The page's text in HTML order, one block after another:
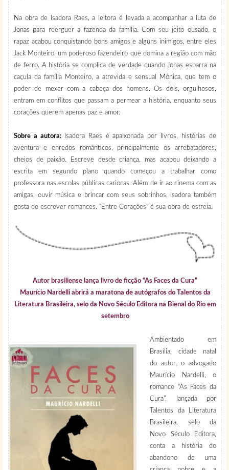
Na obra de Isadora Raes, a leitora é levada a acompanhar a luta de
Jonas para reerguer a fazenda da família. Com seu jeito ousado, o
rapaz acabou conquistando bons amigos e alguns inimigos, entre eles
Jack Monteiro, um poderoso fazendeiro que domina a região com mão
de ferro. A história se complica de verdade quando Jonas esbarra na
caçula da família Monteiro, a atrevida e sensual Mônica, que tem o
poder de mexer com a cabeça dos homens. Os dois, orgulhosos,
entram em conflitos que passam a permear a história, enquanto seus
corações querem apenas paz e amor.
Sobre a autora:
Isadora Raes é apaixonada por livros, histórias de
aventura e enredos românticos, principalmente os arrebatadores,
cheios de paixão. Escreve desde criança, mas acabou deixando a
escrita em segundo plano quando começou a trabalhar como
professora nas escolas públicas cariocas. Além de ir ao cinema com as
amigas, ouvir música e brincar com seus sobrinhos, Isadora também
gosta de escrever romances. “Entre Corações” é sua obra de estreia.
Autor brasiliense lança livro de ficção “As Faces da Cura”
Maurício Nardelli abrirá a maratona de autógrafos do Talentos da
Literatura Brasileira, selo da Novo Século Editora na Bienal do Rio em
setembro
Ambientado em
Brasília, cidade natal
do autor, o advogado
Maurício Nardelli, o
romance “As Faces da
Cura”, lançada por
Talentos da Literatura
Brasileira, selo da
Novo Século Editora,
conta a história do
abandono de uma